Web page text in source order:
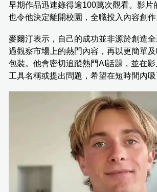
早期作品迅速錄得逾100萬次觀看。影片
也令他決定離開校園，全職投入內容創作
麥爾汀表示，自己的成功並非源於創造
過觀察市場上的熱門內容，再以更簡單
包裝。他會密切追蹤熱門AI話題，並在
工具名稱或提出問題，希望在短時間內吸